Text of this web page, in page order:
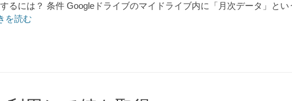
るには？ 条件 Googleドライブのマイドライブ内に「月次データ」とい
を読む